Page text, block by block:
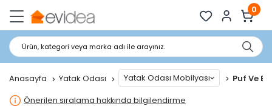
0
Ürün, kategori veya marka adı ile arayınız.
Anasayfa Yatak Odası Yatak Odası Mobilyası Puf Ve
Önerilen sıralama hakkında bilgilendirme